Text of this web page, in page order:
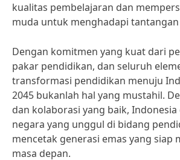
kualitas pembelajaran dan
muda untuk menghadapi tantangan
Dengan komitmen yang kuat dari
pakar pendidikan, dan seluruh
transformasi pendidikan menuju
2045 bukanlah hal yang mustahil.
dan kolaborasi yang baik,
negara yang unggul di bidang
mencetak generasi emas yang siap
masa depan.